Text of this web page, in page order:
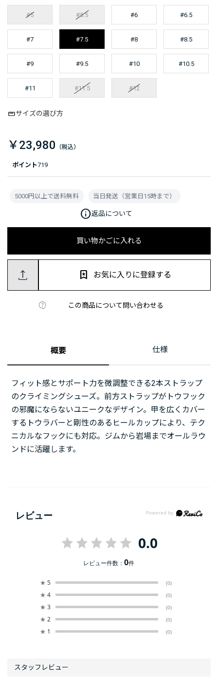
ポイント719
#5 #5.5 #6 #6.5
#7 #7.5 #8 #8.5
#9 #9.5 #10 #10.5
#11 #11.5 #12
サイズの選び方
￥23,980
買い物かごに入れる
この商品について問い合わせる
お気に入りに登録する
5000円以上で送料無料 当日発送（営業日15時まで）
info返品について
概要 仕様
フィット感とサポート力を微調整できる2本ストラップ
のクライミングシューズ。前方ストラップがトウフック
の邪魔にならないユニークなデザイン。甲を広くカバー
するトウラバーと剛性のあるヒールカップにより、テク
ニカルなフックにも対応。ジムから岩場までオールラウ
ンドに活躍します。
レビュー
0.0
レビュー件数：0件
★ 5 (0)
★ 4 (0)
★ 3 (0)
★ 2 (0)
★ 1 (0)